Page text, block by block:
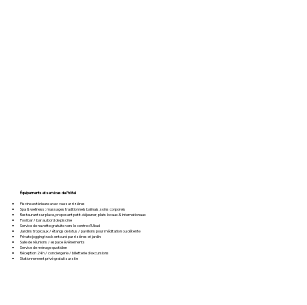
Équipements et services de l’hôtel
Piscine extérieure avec vue sur rizières
Spa & wellness : massages traditionnels balinais, soins corporels
Restaurant sur place, proposant petit-déjeuner, plats locaux & internationaux
Pool bar / bar au bord de piscine
Service de navette gratuite vers le centre d’Ubud
Jardins tropicaux / étangs de lotus / pavillons pour méditation ou détente
Private jogging track entouré par rizières et jardin
Salle de réunions / espace événements
Service de ménage quotidien
Réception 24h / conciergerie / billetterie d’excursions
Stationnement privé gratuit sur site